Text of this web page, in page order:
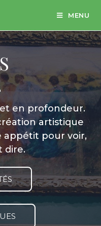
MENU
en profondeur.
artistique
appétit pour voir,
dire.